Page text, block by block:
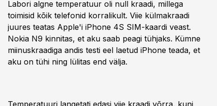
Labori algne temperatuur oli null kraadi, millega
toimisid kõik telefonid korralikult. Viie külmakraadi
juures teatas Apple'i iPhone 4S SIM-kaardi veast.
Nokia N9 kinnitas, et aku saab peagi tühjaks. Kümne
miinuskraadiga andis testi eel laetud iPhone teada, et
aku on tühi ning lülitas end välja.
Temperatuuri langetati edasi viie kraadi võrra, kuni